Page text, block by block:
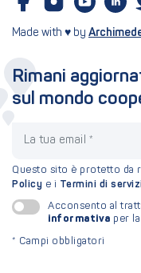
Made with ♥ by
Rimani
sul mondo
Questo sito è protetto da
Policy e i Termini di
Acconsento al
informativa per
* Campi obbligatori